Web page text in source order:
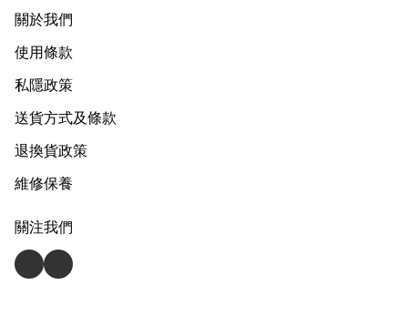
關於我們
使用條款
私隱政策
送貨方式及條款
退換貨政策
維修保養
關注我們